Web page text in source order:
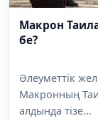
Макрон
бе?
Әлеуметтік
Макронның
алдында тізе...